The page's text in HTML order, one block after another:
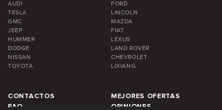
AUDI
FORD
TESLA
LINCOLN
GMC
MAZDA
JEEP
FIAT
HUMMER
LEXUS
DODGE
LAND ROVER
NISSAN
CHEVROLET
TOYOTA
LIXIANG
CONTACTOS
MEJORES OFERTAS
FAQ
OPINIONES